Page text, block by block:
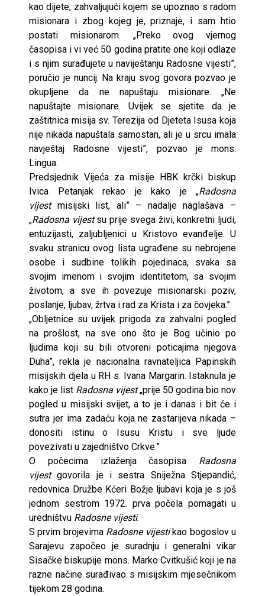
kao dijete, zahvaljujući kojem se upoznao s radom
misionara i zbog kojeg je, priznaje, i sam htio
postati misionarom. „Preko ovog vjernog
časopisa i vi već 50 godina pratite one koji odlaze
i s njim surađujete u naviještanju Radosne vijesti”,
poručio je nuncij. Na kraju svog govora pozvao je
okupljene da ne napuštaju misionare. „Ne
napuštajte misionare. Uvijek se sjetite da je
zaštitnica misija sv. Terezija od Djeteta Isusa koja
nije nikada napuštala samostan, ali je u srcu imala
navještaj Radosne vijesti”, pozvao je mons.
Lingua.
Predsjednik Vijeća za misije HBK krčki biskup
Ivica Petanjak rekao je kako je „Radosna
vijestmisijski list, ali” – nadalje naglašava –
„Radosna vijestsu prije svega živi, konkretni ljudi,
entuzijasti, zaljubljenici u Kristovo evanđelje. U
svaku stranicu ovog lista ugrađene su nebrojene
osobe i sudbine tolikih pojedinaca, svaka sa
svojim imenom i svojim identitetom, sa svojim
životom, a sve ih povezuje misionarski poziv,
poslanje, ljubav, žrtva i rad za Krista i za čovjeka.”
„Obljetnice su uvijek prigoda za zahvalni pogled
na prošlost, na sve ono što je Bog učinio po
ljudima koji su bili otvoreni poticajima njegova
Duha”, rekla je nacionalna ravnateljica Papinskih
misijskih djela u RH s. Ivana Margarin. Istaknula je
kako je list Radosna vijest„prije 50 godina bio nov
pogled u misijski svijet, a to je i danas i bit će i
sutra jer ima zadaću koja ne zastarijeva nikada –
donositi istinu o Isusu Kristu i sve ljude
povezivati u zajedništvo Crkve.”
O počecima izlaženja časopisa Radosna
vijestgovorila je i sestra Sniježna Stjepandić,
redovnica Družbe Kćeri Božje ljubavi koja je s još
jednom sestrom 1972. prva počela pomagati u
uredništvu Radosne vijesti.
S prvim brojevima Radosne vijestikao bogoslov u
Sarajevu započeo je suradnju i generalni vikar
Sisačke biskupije mons. Marko Cvitkušić koji je na
razne načine surađivao s misijskim mjesečnikom
tijekom 28 godina.